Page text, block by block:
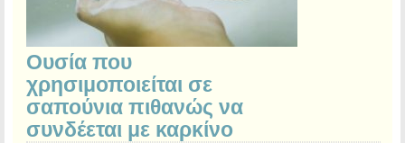
Ουσία που
χρησιμοποιείται σε
σαπούνια πιθανώς να
συνδέεται με καρκίνο